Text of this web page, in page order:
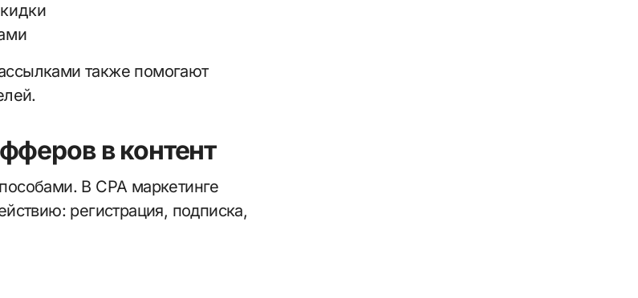
также помогают
в контент
В CPA маркетинге
регистрация, подписка,